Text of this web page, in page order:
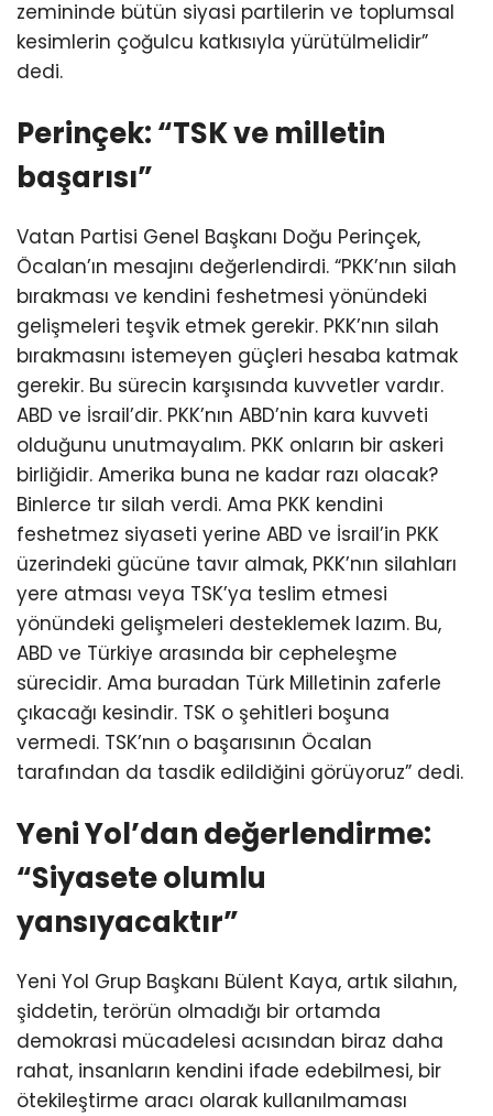
zemininde bütün siyasi partilerin ve toplumsal
kesimlerin çoğulcu katkısıyla yürütülmelidir”
dedi.
Perinçek: “TSK ve milletin
başarısı”
Vatan Partisi Genel Başkanı Doğu Perinçek,
Öcalan’ın mesajını değerlendirdi. “PKK’nın silah
bırakması ve kendini feshetmesi yönündeki
gelişmeleri teşvik etmek gerekir. PKK’nın silah
bırakmasını istemeyen güçleri hesaba katmak
gerekir. Bu sürecin karşısında kuvvetler vardır.
ABD ve İsrail’dir. PKK’nın ABD’nin kara kuvveti
olduğunu unutmayalım. PKK onların bir askeri
birliğidir. Amerika buna ne kadar razı olacak?
Binlerce tır silah verdi. Ama PKK kendini
feshetmez siyaseti yerine ABD ve İsrail’in PKK
üzerindeki gücüne tavır almak, PKK’nın silahları
yere atması veya TSK’ya teslim etmesi
yönündeki gelişmeleri desteklemek lazım. Bu,
ABD ve Türkiye arasında bir cepheleşme
sürecidir. Ama buradan Türk Milletinin zaferle
çıkacağı kesindir. TSK o şehitleri boşuna
vermedi. TSK’nın o başarısının Öcalan
tarafından da tasdik edildiğini görüyoruz” dedi.
Yeni Yol’dan değerlendirme:
“Siyasete olumlu
yansıyacaktır”
Yeni Yol Grup Başkanı Bülent Kaya, artık silahın,
şiddetin, terörün olmadığı bir ortamda
demokrasi mücadelesi acısından biraz daha
rahat, insanların kendini ifade edebilmesi, bir
ötekileştirme aracı olarak kullanılmaması